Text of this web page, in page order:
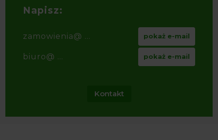
Napisz:
zamowienia@ ... pokaż e-mail
biuro@ ... pokaż e-mail
Kontakt